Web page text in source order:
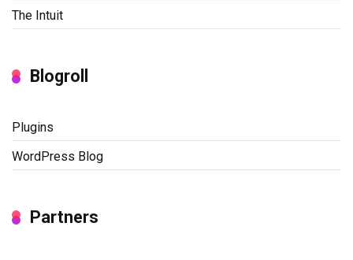
The Intuit
Blogroll
Plugins
WordPress Blog
Partners